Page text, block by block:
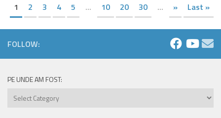
1 2 3 4 5 ... 10 20 30 ... » Last »
FOLLOW:
PE UNDE AM FOST:
Pe